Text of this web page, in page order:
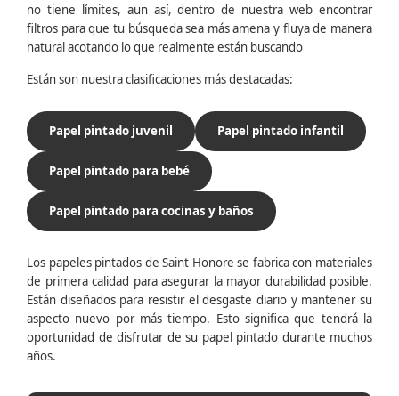
no tiene límites, aun así, dentro de nuestra web encontrar
filtros para que tu búsqueda sea más amena y fluya de manera
natural acotando lo que realmente están buscando
Están son nuestra clasificaciones más destacadas:
Papel pintado juvenil Papel pintado infantil
Papel pintado para bebé
Papel pintado para cocinas y baños
Los papeles pintados de Saint Honore se fabrica con materiales
de primera calidad para asegurar la mayor durabilidad posible.
Están diseñados para resistir el desgaste diario y mantener su
aspecto nuevo por más tiempo. Esto significa que tendrá la
oportunidad de disfrutar de su papel pintado durante muchos
años.